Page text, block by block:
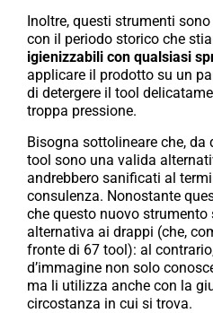
Inoltre, questi strumenti
con il periodo storico che
igienizzabili con qualsiasi
applicare il prodotto su un
di detergere il tool
troppa pressione.
Bisogna sottolineare che, da
tool sono una valida
andrebbero sanificati al
consulenza. Nonostante
che questo nuovo
alternativa ai drappi (che,
fronte di 67 tool): al
d’immagine non solo
ma li utilizza anche con la
circostanza in cui si trova.